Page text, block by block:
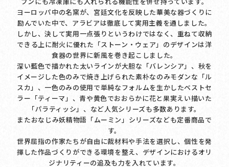
ヨーロッパ中の名窯が、宮廷文化を反映した華美な器づくりに
励んでいた中で、アラビアは徹底して実用主義を通しました。
しかし、決して実用一点張りというわけではなく、重ねて収納
できる上に耐火に優れた「ストーン・ウェア」のデザインは洋
食器の世界に新風を巻き起こしました。
深い藍色で描かれた太いラインが大胆な「バレンシア」、秋を
イメージした色のみで焼き上げられた素朴なのみモダンな「ル
スカ」、一色のみの使用で単純なフォルムを生かしたベストセ
ラー「ティーマ」、青や黄色でおおらかに花と果実えい描いた
「パラティッシ」、など人気シリーズも多数あります。
またおなじみ妖精物語「ムーミン」シリーズなども定番商品で
す。
世界屈指の作家たちが自由に裁材料や手法を選択し、個性を発
揮した作品づくりができる環境を整え、デザインにおけるオリ
ジナリティーの追及も力を入れています。